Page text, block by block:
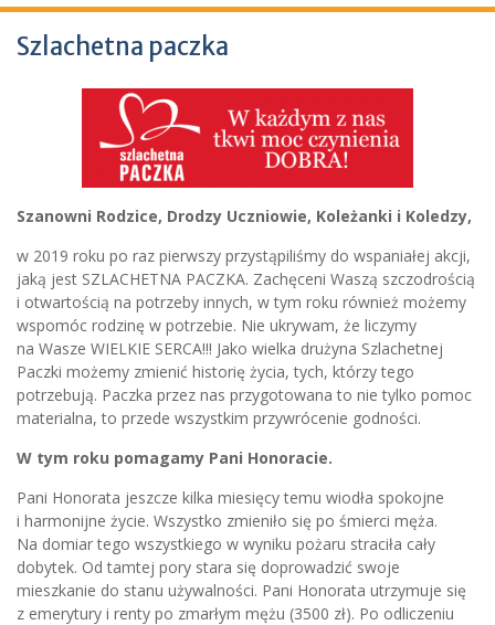
Szlachetna paczka
Szanowni Rodzice, Drodzy Uczniowie, Koleżanki i Koledzy,
w 2019 roku po raz pierwszy przystąpiliśmy do wspaniałej akcji,
jaką jest SZLACHETNA PACZKA. Zachęceni Waszą szczodrością
i otwartością na potrzeby innych, w tym roku również możemy
wspomóc rodzinę w potrzebie. Nie ukrywam, że liczymy
na Wasze WIELKIE SERCA!!! Jako wielka drużyna Szlachetnej
Paczki możemy zmienić historię życia, tych, którzy tego
potrzebują. Paczka przez nas przygotowana to nie tylko pomoc
materialna, to przede wszystkim przywrócenie godności.
W tym roku pomagamy Pani Honoracie.
Pani Honorata jeszcze kilka miesięcy temu wiodła spokojne
i harmonijne życie. Wszystko zmieniło się po śmierci męża.
Na domiar tego wszystkiego w wyniku pożaru straciła cały
dobytek. Od tamtej pory stara się doprowadzić swoje
mieszkanie do stanu używalności. Pani Honorata utrzymuje się
z emerytury i renty po zmarłym mężu (3500 zł). Po odliczeniu